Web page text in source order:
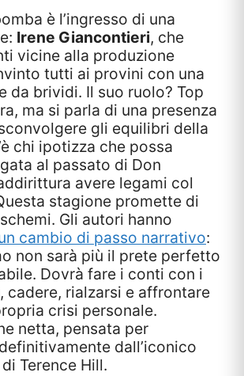
è l’ingresso di una
Irene Giancontieri, che
vicine alla produzione
tutti ai provini con una
da brividi. Il suo ruolo? Top
ma si parla di una presenza
gli equilibri della
chi ipotizza che possa
al passato di Don
avere legami col
stagione promette di
Gli autori hanno
cambio di passo narrativo:
non sarà più il prete perfetto
Dovrà fare i conti con i
cadere, rialzarsi e affrontare
crisi personale.
netta, pensata per
dall’iconico
Terence Hill.